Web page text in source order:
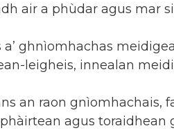
air a phùdar agus mar
ghnìomhachas
leigheis, innealan
an raon gnìomhachais,
agus toraidhean